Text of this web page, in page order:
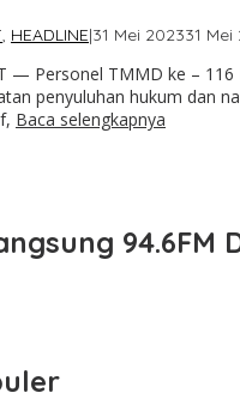
, HEADLINE|31 Mei 202331 Mei
— Personel TMMD ke –
penyuluhan hukum dan
Baca selengkapnya
94.6FM